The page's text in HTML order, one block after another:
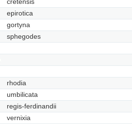
cretensis
epirotica
gortyna
sphegodes
rhodia
umbilicata
regis-ferdinandii
vernixia